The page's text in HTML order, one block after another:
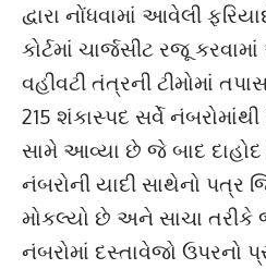
દ્વારા નોંધવામાં આવેલી
કોર્ટમાં ચાર્જસીટ રજૂ
વહીવટી તંત્રની ટીમોમાં
215 શંકાસ્પદ સર્વે નંબરોમાંથી
સામે આવ્યા છે જે બાદ દાહોદ
નંબરોની યાદી સાથેનો પત્ર
મોકલ્યો છે અને સાચા
નંબરોમાં દસ્તાવેજો ઉપરનો